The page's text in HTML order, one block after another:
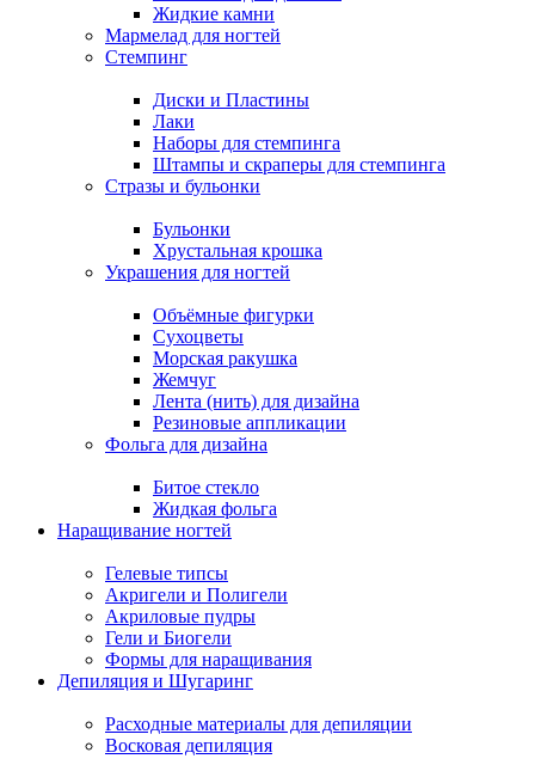
Жидкие камни
Мармелад для ногтей
Стемпинг
Диски и Пластины
Лаки
Наборы для стемпинга
Штампы и скраперы для стемпинга
Стразы и бульонки
Бульонки
Хрустальная крошка
Украшения для ногтей
Объёмные фигурки
Сухоцветы
Морская ракушка
Жемчуг
Лента (нить) для дизайна
Резиновые аппликации
Фольга для дизайна
Битое стекло
Жидкая фольга
Наращивание ногтей
Гелевые типсы
Акригели и Полигели
Акриловые пудры
Гели и Биогели
Формы для наращивания
Депиляция и Шугаринг
Расходные материалы для депиляции
Восковая депиляция